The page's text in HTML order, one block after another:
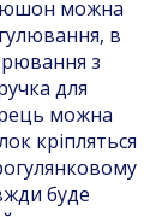
можна
в
з
для
можна
кріпляться
буде